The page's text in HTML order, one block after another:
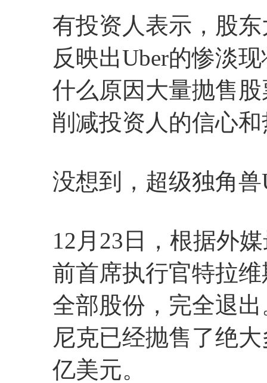
有投资人表示，股
反映出Uber的惨淡
什么原因大量抛售
削减投资人的信心和
没想到，超级独角
12月23日，根据外
前首席执行官特拉
全部股份，完全退
尼克已经抛售了绝
亿美元。